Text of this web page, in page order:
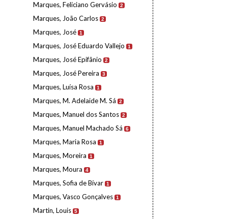
Marques, Feliciano Gervásio 2
Marques, João Carlos 2
Marques, José 1
Marques, José Eduardo Vallejo 1
Marques, José Epifânio 2
Marques, José Pereira 3
Marques, Luísa Rosa 1
Marques, M. Adelaide M. Sá 2
Marques, Manuel dos Santos 2
Marques, Manuel Machado Sá 6
Marques, Maria Rosa 1
Marques, Moreira 1
Marques, Moura 4
Marques, Sofia de Bívar 1
Marques, Vasco Gonçalves 1
Martin, Louis 5